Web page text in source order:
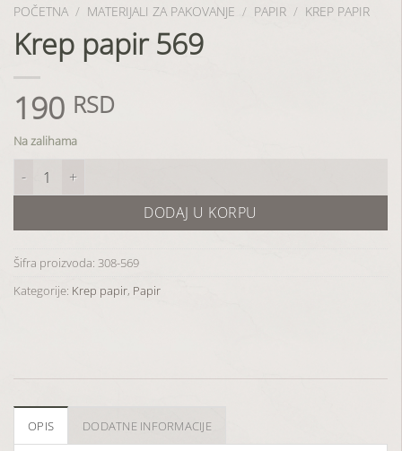
POČETNA / MATERIJALI ZA PAKOVANJE / PAPIR / KREP PAPIR
Krep papir 569
190 RSD
Na zalihama
Krep papir 569 količina
DODAJ U KORPU
Šifra proizvoda: 308-569
Kategorije: Krep papir, Papir
OPIS DODATNE INFORMACIJE